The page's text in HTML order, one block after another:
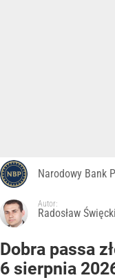
Narodowy Bank
Autor:
Radosław Święcki
Dobra passa
6 sierpnia